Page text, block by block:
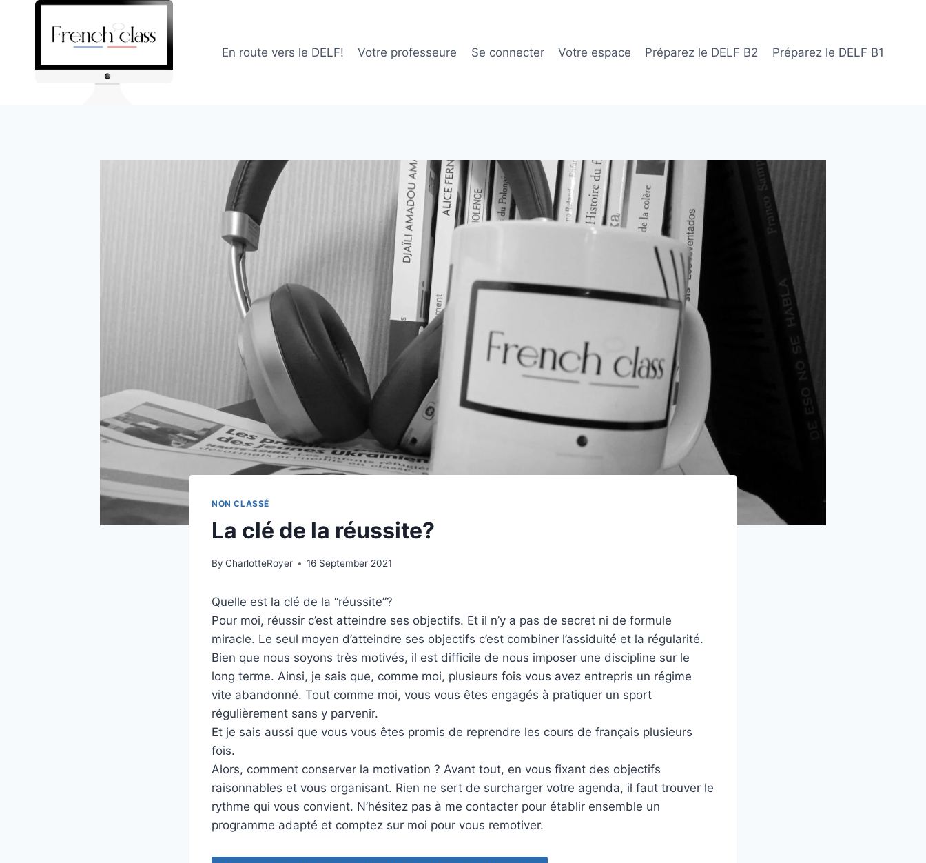
En route vers le DELF! Votre professeure Se connecter Votre espace Préparez le DELF B2 Préparez le DELF B1
NON CLASSÉ
La clé de la réussite?
By CharlotteRoyer 16 September 2021
Quelle est la clé de la “réussite”?
Pour moi, réussir c’est atteindre ses objectifs. Et il n’y a pas de secret ni de formule
miracle. Le seul moyen d’atteindre ses objectifs c’est combiner l’assiduité et la régularité.
Bien que nous soyons très motivés, il est difficile de nous imposer une discipline sur le
long terme. Ainsi, je sais que, comme moi, plusieurs fois vous avez entrepris un régime
vite abandonné. Tout comme moi, vous vous êtes engagés à pratiquer un sport
régulièrement sans y parvenir.
Et je sais aussi que vous vous êtes promis de reprendre les cours de français plusieurs
fois.
Alors, comment conserver la motivation ? Avant tout, en vous fixant des objectifs
raisonnables et vous organisant. Rien ne sert de surcharger votre agenda, il faut trouver le
rythme qui vous convient. N’hésitez pas à me contacter pour établir ensemble un
programme adapté et comptez sur moi pour vous remotiver.